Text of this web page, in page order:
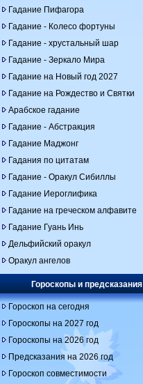
Гадание Пифагора
Гадание - Колесо фортуны
Гадание - хрустальный шар
Гадание - Зеркало Мира
Гадание на Новый год 2027
Гадание на Рождество и Святки
Арабское гадание
Гадание - Абстракция
Гадание Маджонг
Гадания по цитатам
Гадание - Оракул Сибиллы
Гадание Иероглифика
Гадание на греческом алфавите
Гадание Гуань Инь
Дельфийский оракул
Оракул ангелов
Гороскопы и предсказания
Гороскоп на сегодня
Гороскопы на 2027 год
Гороскопы на 2026 год
Предсказания на 2026 год
Гороскоп совместимости